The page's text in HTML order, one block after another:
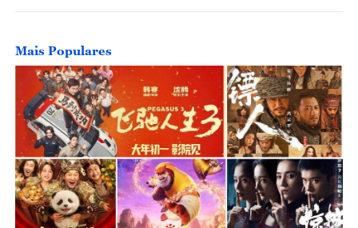
Mais Populares